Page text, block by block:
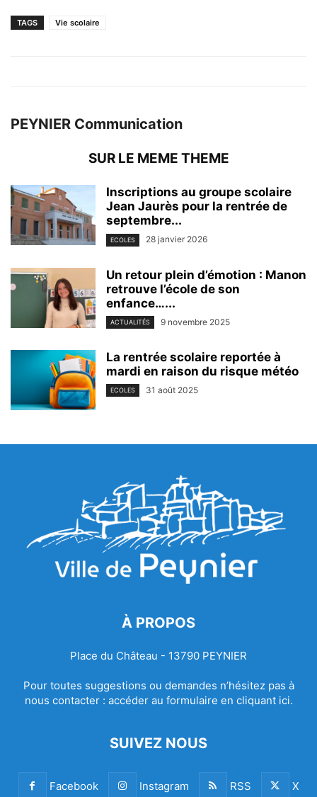
TAGS Vie scolaire
PEYNIER Communication
SUR LE MEME THEME
Inscriptions au groupe scolaire
Jean Jaurès pour la rentrée de
septembre...
ECOLES 28 janvier 2026
Un retour plein d’émotion : Manon
retrouve l’école de son
enfance…...
ACTUALITÉS 9 novembre 2025
La rentrée scolaire reportée à
mardi en raison du risque météo
ECOLES 31 août 2025
À PROPOS
Place du Château - 13790 PEYNIER
Pour toutes suggestions ou demandes n’hésitez pas à
nous contacter : accéder au formulaire en cliquant ici.
SUIVEZ NOUS
Facebook Instagram RSS X